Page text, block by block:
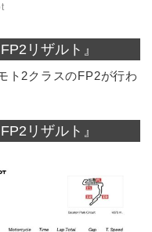
リザルト』
ト2クラスのFP2が行わ
リザルト』